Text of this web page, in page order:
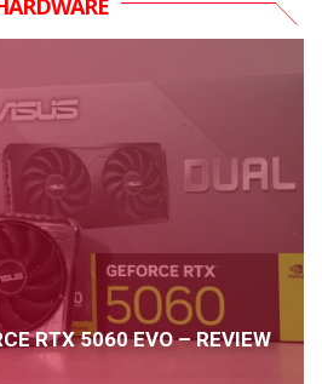
RTX 5060 EVO – REVIEW